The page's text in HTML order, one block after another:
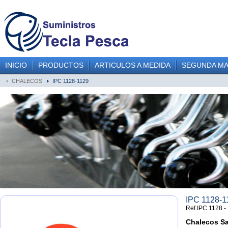
INICIO PRODUCTOS ARTICULOS A MEDIDA SEGUNDA
CHALECOS IPC 1128-1129
IPC 1128-
Ref.IPC 1128 -
Chalecos